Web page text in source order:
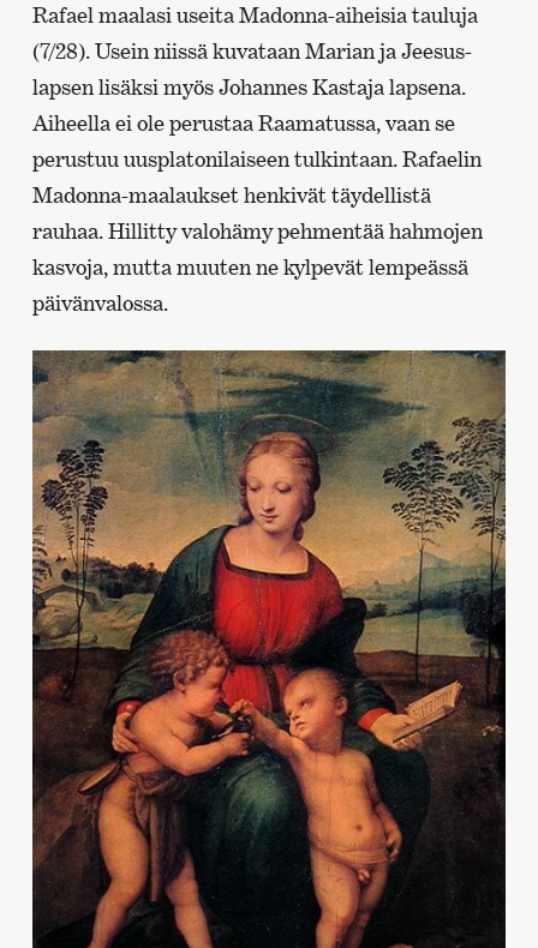
Rafael maalasi useita Madonna-aiheisia tauluja
(7/28). Usein niissä kuvataan Marian ja Jeesus-
lapsen lisäksi myös Johannes Kastaja lapsena.
Aiheella ei ole perustaa Raamatussa, vaan se
perustuu uusplatonilaiseen tulkintaan. Rafaelin
Madonna-maalaukset henkivät täydellistä
rauhaa. Hillitty valohämy pehmentää hahmojen
kasvoja, mutta muuten ne kylpevät lempeässä
päivänvalossa.